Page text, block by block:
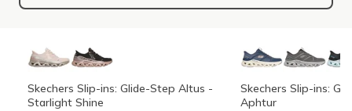
Skechers Slip-ins: Glide-Step Altus -
Starlight Shine
Skechers Slip-ins:
Aphtur